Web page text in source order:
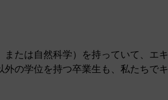
たは自然科学）を持っていて、エキ
の学位を持つ卒業生も、私たちでキ